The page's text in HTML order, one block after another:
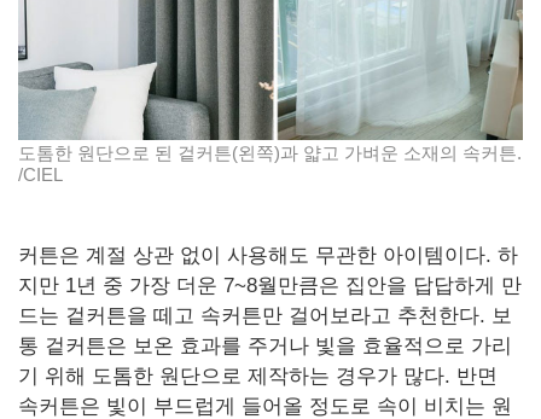
도톰한 원단으로 된 겉커튼(왼쪽)과 얇고 가벼운 소재의 속커튼.
/CIEL
커튼은 계절 상관 없이 사용해도 무관한 아이템이다. 하
지만 1년 중 가장 더운 7~8월만큼은 집안을 답답하게 만
드는 겉커튼을 떼고 속커튼만 걸어보라고 추천한다. 보
통 겉커튼은 보온 효과를 주거나 빛을 효율적으로 가리
기 위해 도톰한 원단으로 제작하는 경우가 많다. 반면
속커튼은 빛이 부드럽게 들어올 정도로 속이 비치는 원